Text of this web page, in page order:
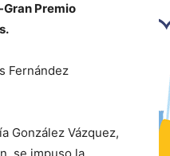
Premio
Fernández
González Vázquez,